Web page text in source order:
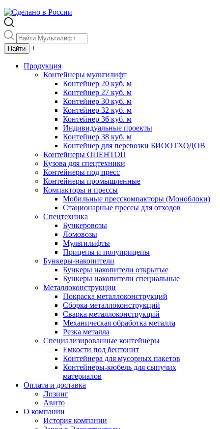
+
Продукция
Контейнеры мультилифт
Контейнер 20 куб. м
Контейнер 27 куб. м
Контейнер 30 куб. м
Контейнер 32 куб. м
Контейнер 36 куб. м
Индивидуальные проекты
Контейнер 38 куб. м
Контейнер для перевозки БИООТХОДОВ
Контейнеры ОПЕНТОП
Кузова для спецтехники
Контейнеры под пресс
Контейнеры промышленные
Компакторы и прессы
Мобильные пресскомпакторы (Моноблоки)
Стационарные прессы для отходов
Спецтехника
Бункеровозы
Ломовозы
Мультилифты
Прицепы и полуприцепы
Бункеры-накопители
Бункеры накопители открытые
Бункеры накопители специальные
Металлоконструкции
Покраска металлоконструкций
Сборка металлоконструкций
Сварка металлоконструкций
Механическая обработка металла
Резка металла
Специализированные контейнеры
Емкости под бентонит
Контейнера для мусорных пакетов
Контейнеры-кюбель для сыпучих
материалов
Оплата и доставка
Лизинг
Авито
О компании
История компании